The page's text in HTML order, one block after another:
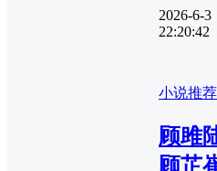
2026-6-3
22:20:42
小说推荐
顾雎
顾芷